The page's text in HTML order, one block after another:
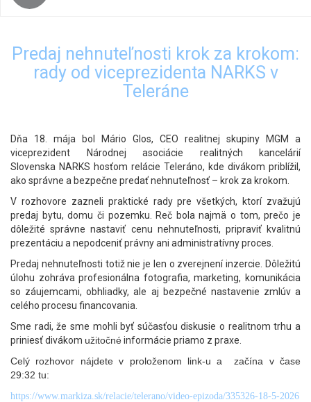
Predaj nehnuteľnosti krok za krokom:
rady od viceprezidenta NARKS v
Teleráne
Dňa 18. mája bol Mário Glos, CEO realitnej skupiny MGM a
viceprezident
Národnej asociácie realitných kancelárií
Slovenska NARKS hosťom relácie Teleráno, kde divákom priblížil,
ako správne a bezpečne predať nehnuteľnosť – krok za krokom.
V rozhovore zazneli praktické rady pre všetkých, ktorí zvažujú
predaj bytu, domu či pozemku. Reč bola najmä o tom, prečo je
dôležité správne nastaviť cenu nehnuteľnosti, pripraviť kvalitnú
prezentáciu a nepodceniť právny ani administratívny proces.
Predaj nehnuteľnosti totiž nie je len o zverejnení inzercie. Dôležitú
úlohu zohráva profesionálna fotografia, marketing, komunikácia
so záujemcami, obhliadky, ale aj bezpečné nastavenie zmlúv a
celého procesu financovania.
Sme radi, že sme mohli byť súčasťou diskusie o realitnom trhu a
priniesť divákom užitočnéinformácie priamo z praxe.
Celý rozhovor nájdete v proloženom link-u a začína v čase
29:32 tu:
https://www.markiza.sk/relacie/telerano/video-epizoda/335326-18-5-2026